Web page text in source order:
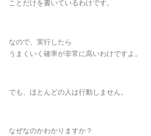
ことだけを書いているわけです。
なので、実行したら
うまくいく確率が非常に高いわけですよ。
でも、ほとんどの人は行動しません。
なぜなのかわかりますか？